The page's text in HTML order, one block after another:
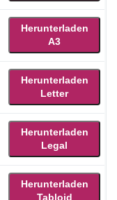
Herunterladen
A3
Herunterladen
Letter
Herunterladen
Legal
Herunterladen
Tabloid